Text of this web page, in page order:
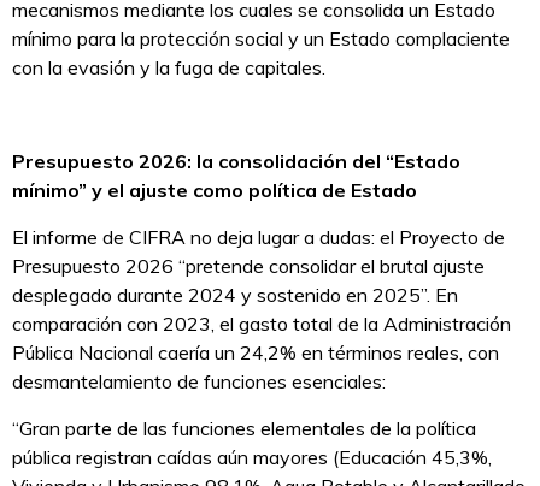
mecanismos mediante los cuales se consolida un Estado
mínimo para la protección social y un Estado complaciente
con la evasión y la fuga de capitales.
Presupuesto 2026: la consolidación del “Estado
mínimo” y el ajuste como política de Estado
El informe de CIFRA no deja lugar a dudas: el Proyecto de
Presupuesto 2026 “pretende consolidar el brutal ajuste
desplegado durante 2024 y sostenido en 2025”. En
comparación con 2023, el gasto total de la Administración
Pública Nacional caería un 24,2% en términos reales, con
desmantelamiento de funciones esenciales:
“Gran parte de las funciones elementales de la política
pública registran caídas aún mayores (Educación 45,3%,